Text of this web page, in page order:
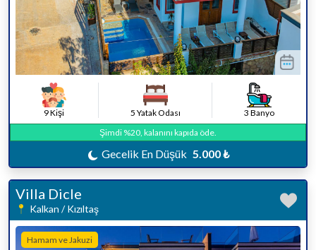
9 Kişi 5 Yatak Odası
3 Banyo
Şimdi %20, kalanını kapıda öde.
Gecelik En Düşük 5.000 ₺
Villa Dicle
Kalkan / Kızıltaş
Hamam ve Jakuzi